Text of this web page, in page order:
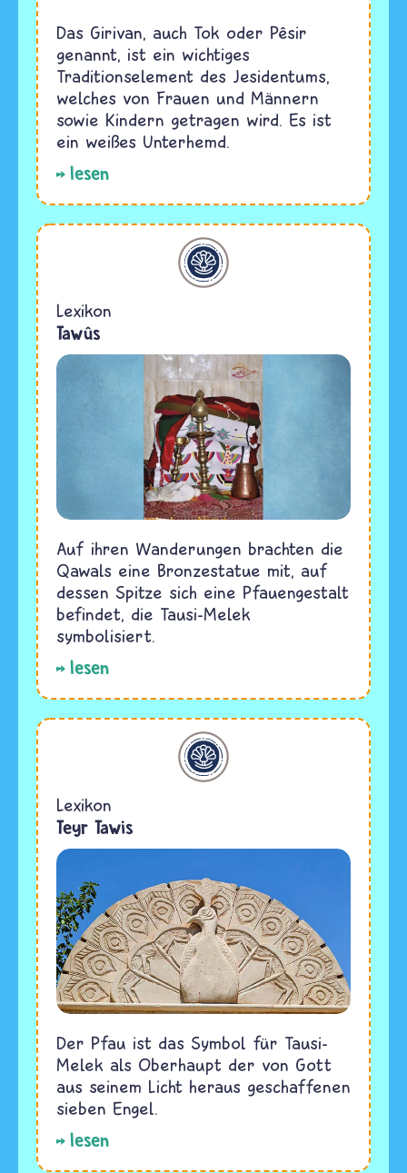
Das Girivan, auch Tok oder Pêsir
genannt, ist ein wichtiges
Traditionselement des Jesidentums,
welches von Frauen und Männern
sowie Kindern getragen wird. Es ist
ein weißes Unterhemd.
lesen
Jesidentum
Lexikon
Tawûs
Auf ihren Wanderungen brachten die
Qawals eine Bronzestatue mit, auf
dessen Spitze sich eine Pfauengestalt
befindet, die Tausi-Melek
symbolisiert.
lesen
Jesidentum
Lexikon
Teyr Tawis
Der Pfau ist das Symbol für Tausi-
Melek als Oberhaupt der von Gott
aus seinem Licht heraus geschaffenen
sieben Engel.
lesen